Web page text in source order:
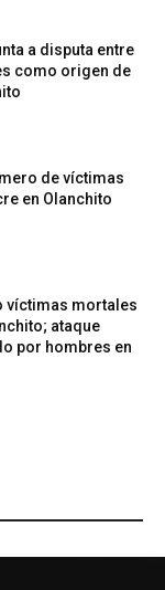
a disputa entre
como origen de
de víctimas
en Olanchito
víctimas mortales
ataque
por hombres en